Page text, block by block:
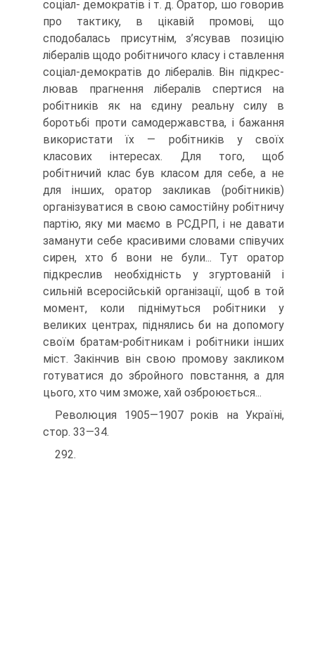
соціал- демократів і т. д. Оратор, шо говорив
про тактику, в цікавій промові, що
сподобалась присутнім, з’ясував позицію
лібералів щодо робіт­ничого класу і ставлення
соціал-демократів до лібералів. Він підкрес­
лював прагнення лібералів спертися на
робітників як на єдину реальну силу в
боротьбі проти самодержавства, і бажання
викори­стати їх — робітників у своїх
класових інтересах. Для того, щоб
робітничий клас був класом для себе, а не
для інших, оратор закликав (робітників)
організуватися в свою самостійну робітничу
партію, яку ми маємо в РСДРП, і не давати
заманути себе красивими словами співучих
сирен, хто б вони не були... Тут оратор
підкреслив необхідність у згуртованій і
сильній всеросійській організації, щоб в той
момент, коли піднімуться робітники у
великих центрах, підня­лись би на допомогу
своїм братам-робітникам і робітники інших
міст. Закінчив він свою промову закликом
готуватися до збройного повстання, а для
цього, хто чим зможе, хай озброюється...
Революция 1905—1907 років на Україні,
стор. 33—34.
292.